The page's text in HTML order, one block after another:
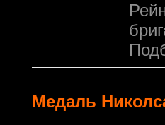
Медаль